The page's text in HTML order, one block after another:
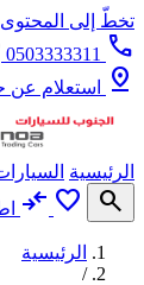
تخطّ إلى المحتوى
call
0503333311
pin_drop استعلام عن
الرئيسية
search
favorite
compare_arrows
الرئيسية
/